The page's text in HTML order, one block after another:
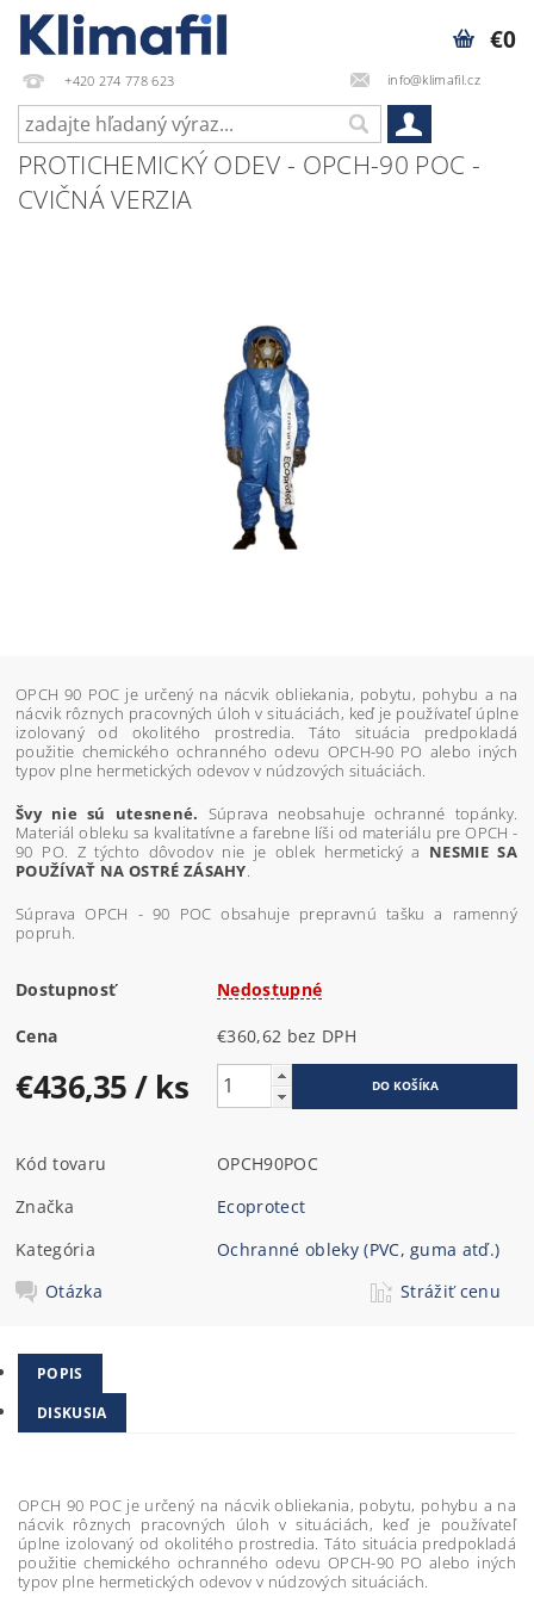
+420 274 778 623 info@klimafil.cz
€0
PROTICHEMICKÝ ODEV - OPCH-90 POC -
CVIČNÁ VERZIA
OPCH 90 POC je určený na nácvik obliekania, pobytu, pohybu a na
nácvik rôznych pracovných úloh v situáciách, keď je používateľ úplne
izolovaný od okolitého prostredia. Táto situácia predpokladá
použitie chemického ochranného odevu OPCH-90 PO alebo iných
typov plne hermetických odevov v núdzových situáciách.
Švy nie sú utesnené. Súprava neobsahuje ochranné topánky.
Materiál obleku sa kvalitatívne a farebne líši od materiálu pre OPCH -
90 PO. Z týchto dôvodov nie je oblek hermetický a NESMIE SA
POUŽÍVAŤ NA OSTRÉ ZÁSAHY
Súprava OPCH - 90 POC obsahuje prepravnú tašku a ramenný
popruh.
Dostupnosť Nedostupné
Cena €360,62 bez DPH
€436,35/ ks
Kód tovaru
OPCH90POC
Značka
Ecoprotect
Kategória
Ochranné obleky (PVC, guma atď.)
Otázka
Strážiť cenu
POPIS
DISKUSIA
OPCH 90 POC je určený na nácvik obliekania, pobytu, pohybu a na
nácvik rôznych pracovných úloh v situáciách, keď je používateľ
úplne izolovaný od okolitého prostredia. Táto situácia predpokladá
použitie chemického ochranného odevu OPCH-90 PO alebo iných
typov plne hermetických odevov v núdzových situáciách.